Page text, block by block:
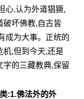
心,认为外道猖獗,
破坏佛教,自古皆
成为大事。正统的
机,但到今天,还是
字的三藏教典,保留
:1.佛法外的外